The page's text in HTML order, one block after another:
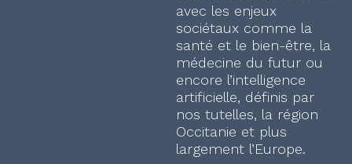
avec les enjeux
sociétaux comme la
santé et le bien-être, la
médecine du futur ou
encore l’intelligence
artificielle, définis par
nos tutelles, la région
Occitanie et plus
largement l’Europe.